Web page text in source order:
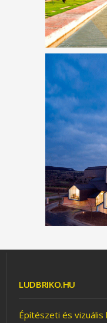
LUDBRIKO.HU
Építészeti és vizuális